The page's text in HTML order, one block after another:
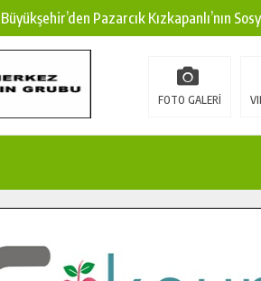
Büyükşehir’den Pazarcık Kızkapanlı’nın
Büyükşehir’den Pazarcık Kırsalına Modern
Çin’den KSÜ’ye Uluslararası Başarı:
İlçe Jandarma Komutanı Karakaya’dan
FOTO GALERİ